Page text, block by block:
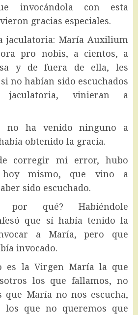
invocándola con esta
gracias especiales.
jaculatoria: María Auxilium
pro nobis, a cientos, a
y de fuera de ella, les
no habían sido escuchados
jaculatoria, vinieran a
no ha venido ninguno a
obtenido la gracia.
corregir mi error, hubo
hoy mismo, que vino a
sido escuchado.
por qué? Habiéndole
que sí había tenido la
a María, pero que
invocado.
es la Virgen María la que
los que fallamos, no
que María no nos escucha,
los que no queremos que